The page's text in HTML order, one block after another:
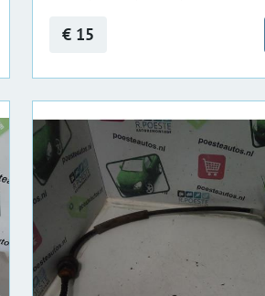
€ 15